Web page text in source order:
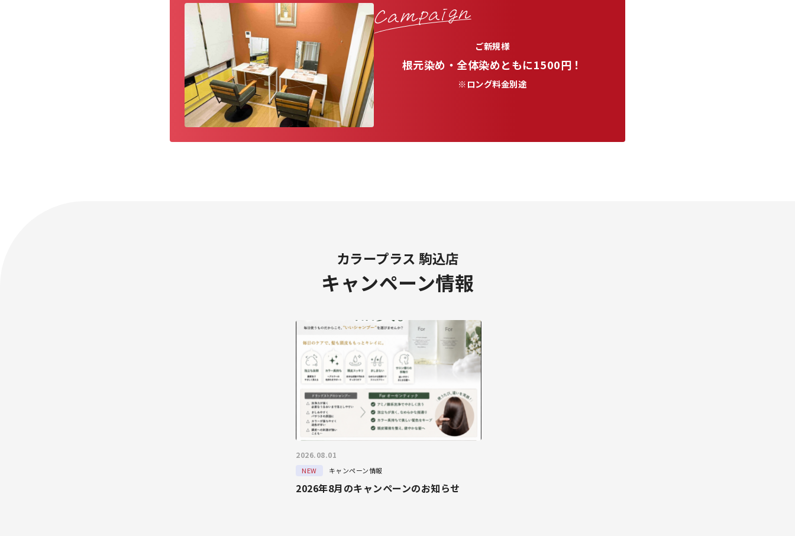
ご新規様
根元染め・全体染めともに1500円！
※ロング料金別途
カラープラス 駒込店
キャンペーン情報
2026.08.01
NEW キャンペーン情報
2026年8月のキャンペーンのお知らせ